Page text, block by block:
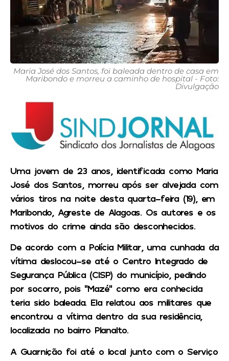
Maria José dos Santos, foi baleada dentro de casa em
Maribondo e morreu a caminho de hospital - Foto:
Divulgação
Uma jovem de 23 anos, identificada como Maria
José dos Santos, morreu após ser alvejada com
vários tiros na noite desta quarta-feira (19), em
Maribondo, Agreste de Alagoas. Os autores e os
motivos do crime ainda são desconhecidos.
De acordo com a Polícia Militar, uma cunhada da
vítima deslocou-se até o Centro Integrado de
Segurança Pública (CISP) do município, pedindo
por socorro, pois “Mazé” como era conhecida
teria sido baleada. Ela relatou aos militares que
encontrou a vítima dentro da sua residência,
localizada no bairro Planalto.
A Guarnição foi até o local junto com o Serviço